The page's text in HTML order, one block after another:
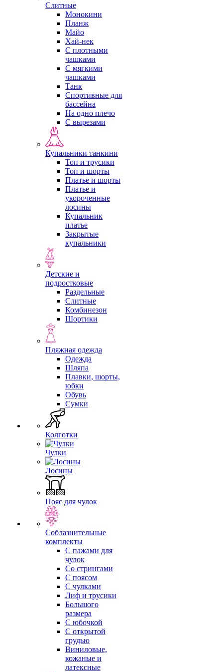
Слитные
Монокини
Планж
Майо
Хай-нек
С плотными
чашками
С мягкими
чашками
Танк
Спортивные для
бассейна
На одно плечо
С вырезами
Купальники танкини
Топ и трусики
Топ и шорты
Платье и шорты
Платье и
укороченные
лосины
Купальник
платье
Закрытые
купальники
Детские и
подростковые
Раздельные
Слитные
Комбинезон
Шортики
Пляжная одежда
Одежда
Шляпа
Плавки, шорты,
юбки
Обувь
Сумки
Колготки
Чулки
Лосины
Пояс для чулок
Соблазнительные
комплекты
С пажами для
чулок
Со стрингами
С поясом
С чулками
Лиф и трусики
Большого
размера
С юбочкой
С открытой
грудью
Виниловые,
кожаные и
латексные